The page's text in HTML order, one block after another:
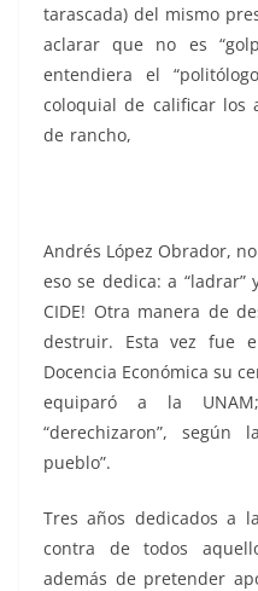
tarascada) del mismo
aclarar que no es
entendiera el
coloquial de calificar los
de rancho,
Andrés López Obrador,
eso se dedica: a “ladrar”
CIDE! Otra manera de
destruir. Esta vez fue
Docencia Económica su
equiparó a la
“derechizaron”,
pueblo”.
Tres años dedicados a
contra de todos
además de pretender